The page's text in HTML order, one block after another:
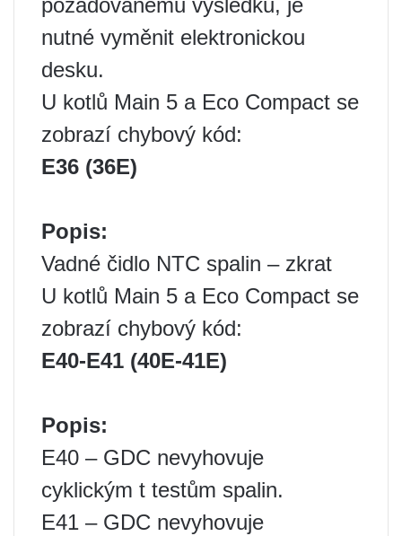
požadovanému výsledku, je
nutné vyměnit elektronickou
desku.
U kotlů Main 5 a Eco Compact se
zobrazí chybový kód:
E36 (36E)
Popis:
Vadné čidlo NTC spalin – zkrat
U kotlů Main 5 a Eco Compact se
zobrazí chybový kód:
E40-E41 (40E-41E)
Popis:
E40 – GDC nevyhovuje
cyklickým t testům spalin.
E41 – GDC nevyhovuje